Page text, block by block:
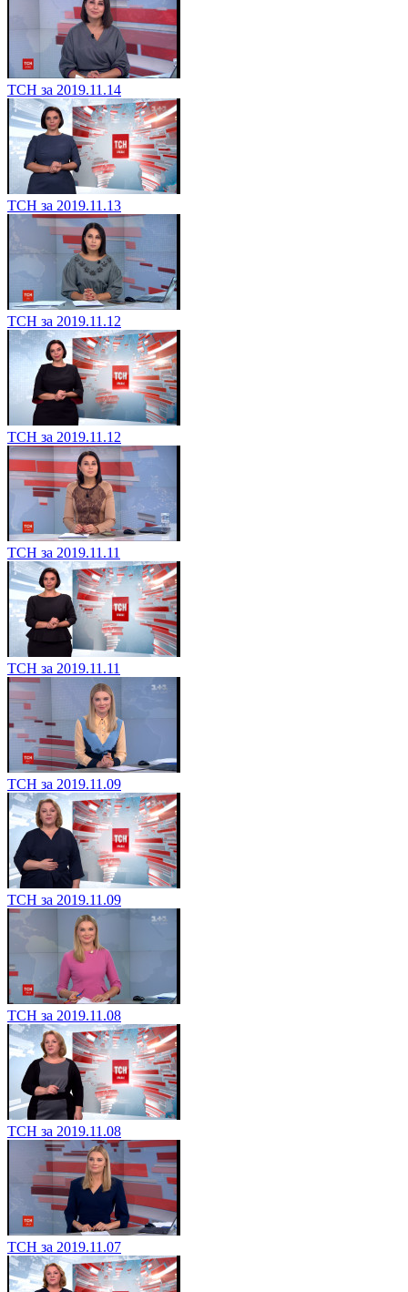
ТСН за 2019.11.14
ТСН за 2019.11.13
ТСН за 2019.11.12
ТСН за 2019.11.12
ТСН за 2019.11.11
ТСН за 2019.11.11
ТСН за 2019.11.09
ТСН за 2019.11.09
ТСН за 2019.11.08
ТСН за 2019.11.08
ТСН за 2019.11.07